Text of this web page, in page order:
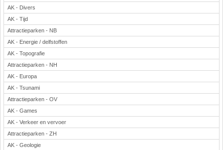
AK - Divers
AK - Tijd
Attractieparken - NB
AK - Energie / delfstoffen
AK - Topografie
Attractieparken - NH
AK - Europa
AK - Tsunami
Attractieparken - OV
AK - Games
AK - Verkeer en vervoer
Attractieparken - ZH
AK - Geologie